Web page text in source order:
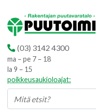
(03) 3142 4300
ma – pe 7 – 18
la 9 – 15
poikkeusaukioloajat: